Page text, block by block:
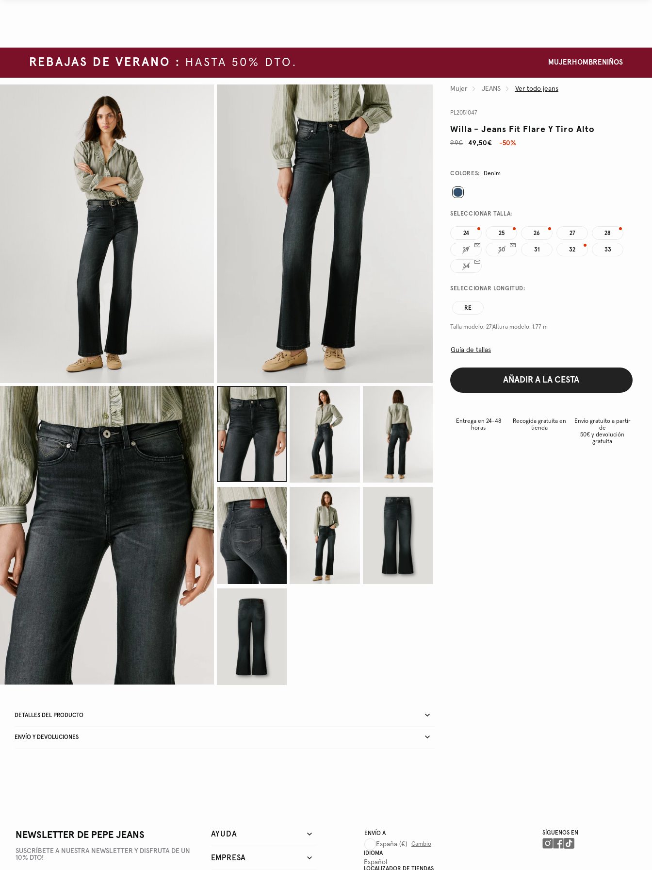
REBAJAS DE VERANO : HASTA 50% DTO. MUJER HOMBRE NIÑOS
Mujer JEANS Ver todo jeans
PL2051047
Willa - Jeans Fit Flare Y Tiro Alto
49,50€
99€ -50%
Promotions
Variations
COLORES: Denim
SELECCIONAR TALLA:
24 25 26 27 28
29 30 31 32 33
34
SELECCIONAR LONGITUD:
RE
Talla modelo: 27Altura modelo: 1.77 m
Guía de tallas
AÑADIR A LA CESTA
Entrega en 24-48
horas
Recogida gratuita en
tienda
Envío gratuito a partir
de
50€ y devolución
gratuita
DETALLES DEL PRODUCTO
ENVÍO Y DEVOLUCIONES
NEWSLETTER DE PEPE JEANS
SUSCRÍBETE A NUESTRA NEWSLETTER Y DISFRUTA DE UN
10% DTO!
AYUDA
EMPRESA
ENVÍO A
España (€)
Cambio
IDIOMA
Español
SÍGUENOS EN